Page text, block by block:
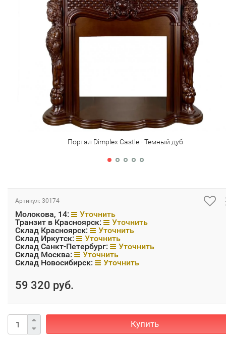
Портал Dimplex Castle - Темный дуб
Артикул: 30174
Молокова, 14:
Уточнить
Транзит в Красноярск:
Уточнить
Склад Красноярск:
Уточнить
Склад Иркутск:
Уточнить
Склад Санкт-Петербург:
Уточнить
Склад Москва:
Уточнить
Склад Новосибирск:
Уточнить
59 320 руб.
Купить